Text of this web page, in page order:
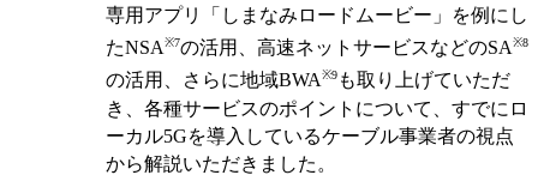
専用アプリ「しまなみロードムービー」を例にし
たNSA※7の活用、高速ネットサービスなどのSA※8
の活用、さらに地域BWA※9 も取り上げていただ
き、各種サービスのポイントについて、すでにロ
ーカル5Gを導入しているケーブル事業者の視点
から解説いただきました。